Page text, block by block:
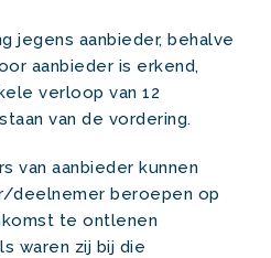
jegens aanbieder, behalve
aanbieder is erkend,
verloop van 12
van de vordering.
van aanbieder kunnen
deelnemer beroepen op
te ontlenen
waren zij bij die